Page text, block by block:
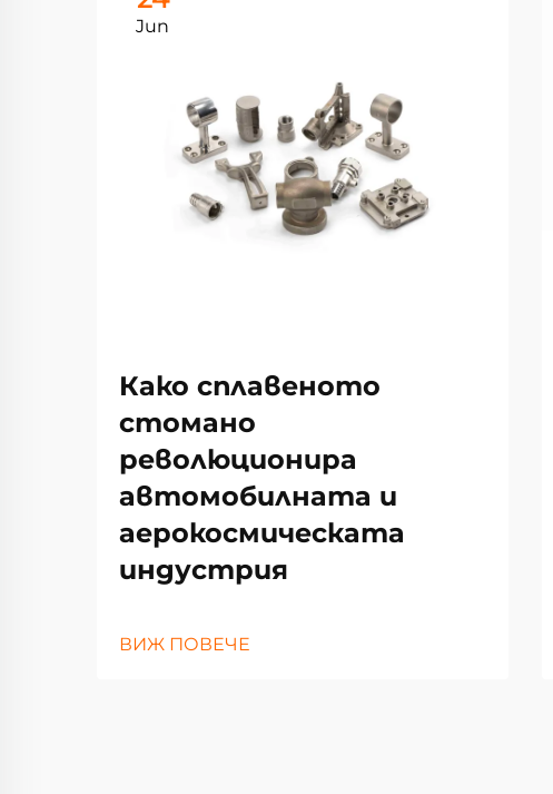
Jun
Како сплавеното
стомано
революционира
автомобилната и
аерокосмическата
индустрия
ВИЖ ПОВЕЧЕ